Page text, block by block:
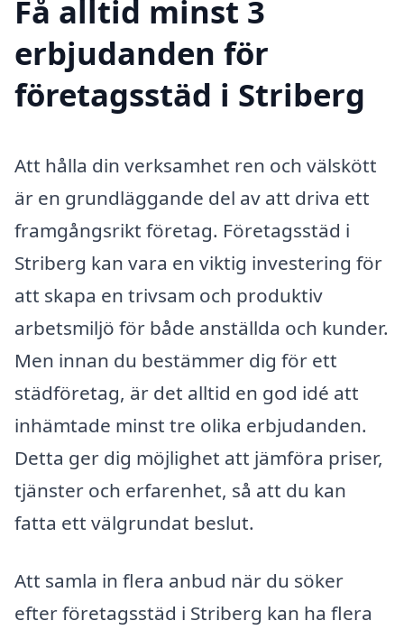
Få alltid minst 3
erbjudanden för
företagsstäd i Striberg
Att hålla din verksamhet ren och välskött
är en grundläggande del av att driva ett
framgångsrikt företag. Företagsstäd i
Striberg kan vara en viktig investering för
att skapa en trivsam och produktiv
arbetsmiljö för både anställda och kunder.
Men innan du bestämmer dig för ett
städföretag, är det alltid en god idé att
inhämtade minst tre olika erbjudanden.
Detta ger dig möjlighet att jämföra priser,
tjänster och erfarenhet, så att du kan
fatta ett välgrundat beslut.
Att samla in flera anbud när du söker
efter företagsstäd i Striberg kan ha flera